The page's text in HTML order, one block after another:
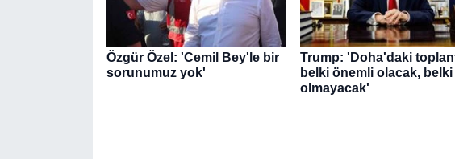
Özgür Özel: 'Cemil Bey'le bir
sorunumuz yok'
Trump: 'Doha'daki
belki önemli olacak, belki
olmayacak'